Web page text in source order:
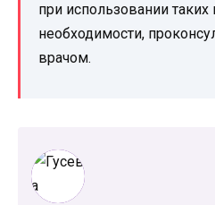
при использовании таких
необходимости,
врачом.